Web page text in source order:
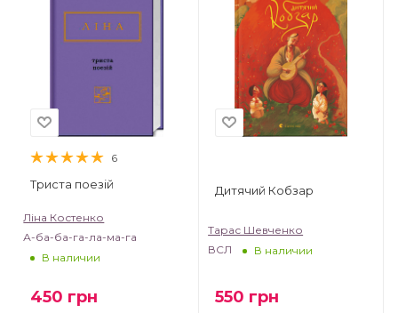
6
Триста поезій
Ліна Костенко
А-ба-ба-га-ла-ма-га
В наличии
450 грн
Дитячий Кобзар
Тарас Шевченко
ВСЛ
В наличии
550 грн